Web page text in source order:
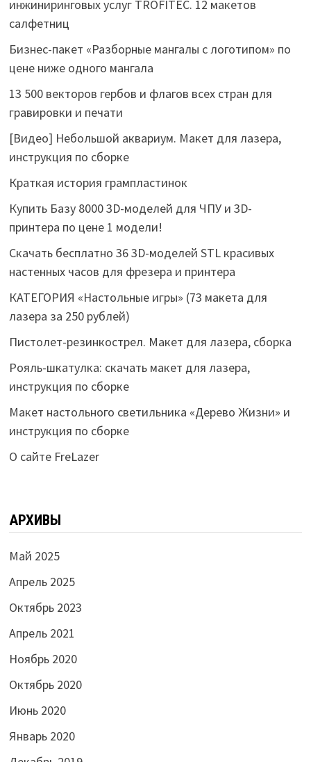
инжиниринговых услуг TROFITEC. 12 макетов
салфетниц
Бизнес-пакет «Разборные мангалы с логотипом» по
цене ниже одного мангала
13 500 векторов гербов и флагов всех стран для
гравировки и печати
[Видео] Небольшой аквариум. Макет для лазера,
инструкция по сборке
Краткая история грампластинок
Купить Базу 8000 3D-моделей для ЧПУ и 3D-
принтера по цене 1 модели!
Скачать бесплатно 36 3D-моделей STL красивых
настенных часов для фрезера и принтера
КАТЕГОРИЯ «Настольные игры» (73 макета для
лазера за 250 рублей)
Пистолет-резинкострел. Макет для лазера, сборка
Рояль-шкатулка: скачать макет для лазера,
инструкция по сборке
Макет настольного светильника «Дерево Жизни» и
инструкция по сборке
О сайте FreLazer
АРХИВЫ
Май 2025
Апрель 2025
Октябрь 2023
Апрель 2021
Ноябрь 2020
Октябрь 2020
Июнь 2020
Январь 2020